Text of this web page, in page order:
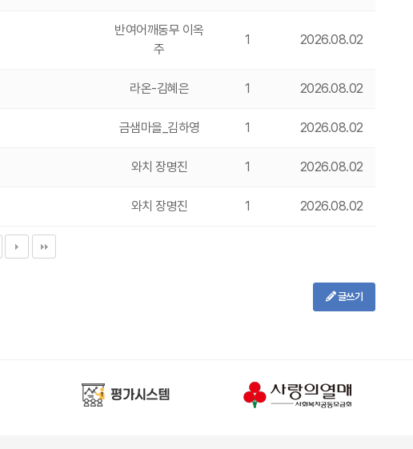
반여어깨동무 이옥
주
1 2026.08.02
라온-김혜은 1 2026.08.02
금샘마을_김하영 1 2026.08.02
와치 장명진 1 2026.08.02
와치 장명진 1 2026.08.02
글쓰기